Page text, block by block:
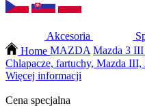
Akcesoria
Home MAZDA Mazda 3
Chlapacze, fartuchy, Mazda
Więcej informacji
Cena specjalna